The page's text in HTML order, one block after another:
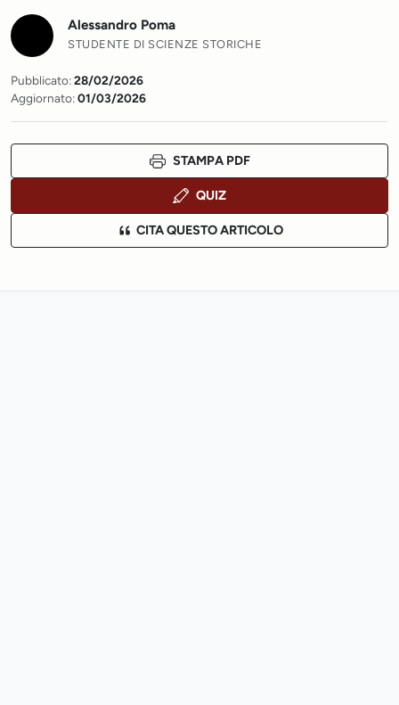
Alessandro Poma
STUDENTE DI SCIENZE STORICHE
Pubblicato:28/02/2026
Aggiornato:01/03/2026
STAMPA PDF
QUIZ
CITA QUESTO ARTICOLO